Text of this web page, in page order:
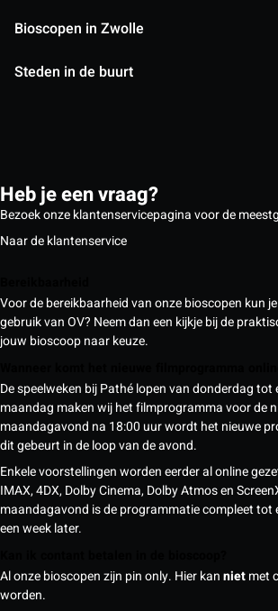
Bioscopen in Zwolle
Steden in de buurt
Heb je een vraag?
Bezoek onze klantenservicepagina voor de
Naar de klantenservice
Voor de bereikbaarheid van onze bioscopen kun je
gebruik van OV? Neem dan een kijkje bij de
jouw bioscoop naar keuze.
De speelweken bij Pathé lopen van donderdag
maandag maken wij het filmprogramma voor de
maandagavond na 18:00 uur wordt het nieuwe
dit gebeurt in de loop van de avond.
Enkele voorstellingen worden eerder al online
IMAX, 4DX, Dolby Cinema, Dolby Atmos en
maandagavond is de programmatie compleet tot
een week later.
Al onze bioscopen zijn pin only. Hier kannietmet
worden.